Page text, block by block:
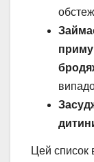
Цей список